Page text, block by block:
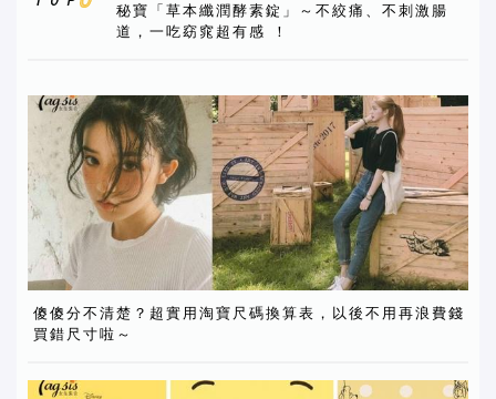
秘寶「草本纖潤酵素錠」～不絞痛、不刺激腸
道，一吃窈窕超有感 ！
傻傻分不清楚？超實用淘寶尺碼換算表，以後不用再浪費錢
買錯尺寸啦～